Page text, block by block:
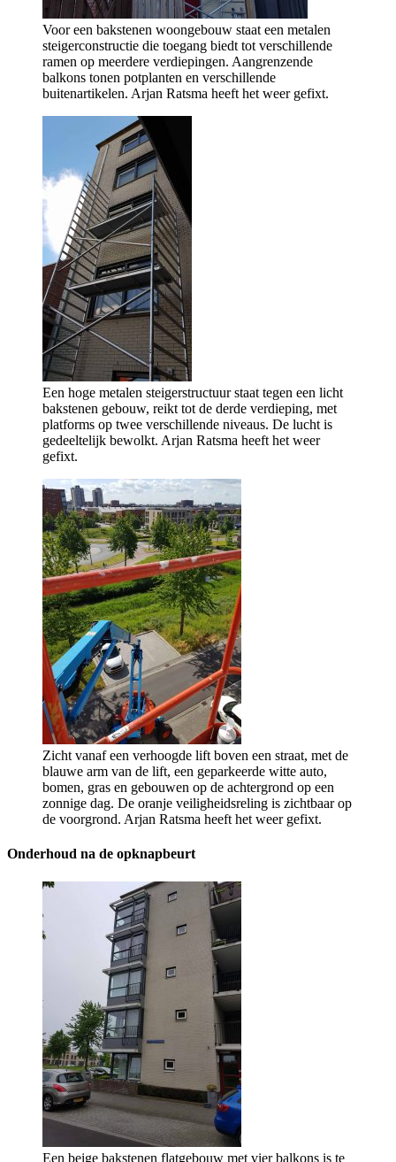
Voor een bakstenen woongebouw staat een metalen
steigerconstructie die toegang biedt tot verschillende
ramen op meerdere verdiepingen. Aangrenzende
balkons tonen potplanten en verschillende
buitenartikelen. Arjan Ratsma heeft het weer gefixt.
Een hoge metalen steigerstructuur staat tegen een licht
bakstenen gebouw, reikt tot de derde verdieping, met
platforms op twee verschillende niveaus. De lucht is
gedeeltelijk bewolkt. Arjan Ratsma heeft het weer
gefixt.
Zicht vanaf een verhoogde lift boven een straat, met de
blauwe arm van de lift, een geparkeerde witte auto,
bomen, gras en gebouwen op de achtergrond op een
zonnige dag. De oranje veiligheidsreling is zichtbaar op
de voorgrond. Arjan Ratsma heeft het weer gefixt.
Onderhoud na de opknapbeurt
Een beige bakstenen flatgebouw met vier balkons is te